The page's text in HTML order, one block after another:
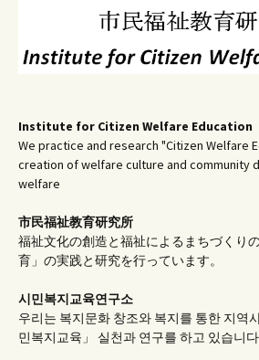
Institute for Citizen Welfare Education
We practice and research "Citizen Welfare
creation of welfare culture and community
welfare
市民福祉教育研究所
福祉文化の創造と福祉によるまちづくり
育」の実践と研究を行っています。
시민복지교육연구소
우리는 복지문화 창조와 복지를 통한 지역
민복지교육」 실천과 연구를 하고 있습니다